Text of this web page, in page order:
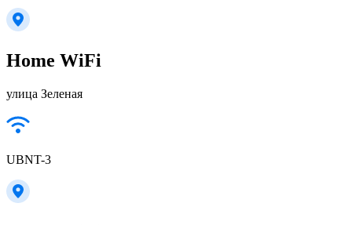
Home WiFi
улица Зеленая
UBNT-3